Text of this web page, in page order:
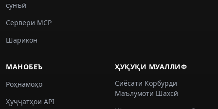
сунъӣ
Сервери MCP
Шарикон
МАНОБЕЪ
Роҳнамоҳо
Ҳуҷҷатҳои API
ҲУҚУҚИ МУАЛЛИФ
Сиёсати Корбурди
Маълумоти Шахсӣ